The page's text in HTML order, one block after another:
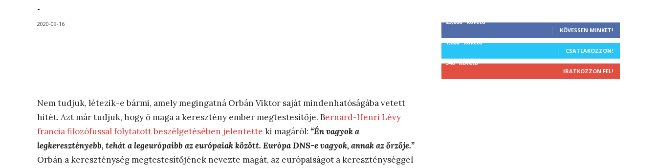
-
2020-09-16
Nem tudjuk, létezik-e bármi, amely megingatná Orbán Viktor saját mindenhatóságába vetett
hitét. Azt már tudjuk, hogy ő maga a keresztény ember megtestesítője. Bernard-Henri Lévy
francia filozófussal folytatott beszélgetésében jelentette ki magáról: “Én vagyok a
legkeresztényebb, tehát a legeurópaibb az európaiak között. Európa DNS-e vagyok, annak az őrzője.”
Orbán a kereszténység megtestesítőjének nevezte magát, az európaiságot a kereszténységgel
25,000 Követő
KÖVESSEN MINKET!
1,000 Követő
CSATLAKOZZON!
340 Követő
IRATKOZZON FEL!